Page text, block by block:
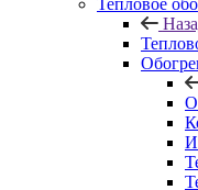
Тепловое